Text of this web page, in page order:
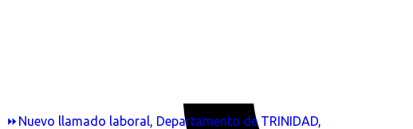
⏩Nuevo llamado laboral, Departamento de TRINIDAD,